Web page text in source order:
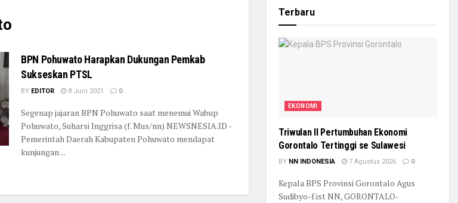
BPN Pohuwato Harapkan Dukungan Pemkab
Sukseskan PTSL
BY EDITOR 8 Juni 2021 0
Segenap jajaran BPN Pohuwato saat menemui Wabup
Pohuwato, Suharsi Inggrisa (f. Mus/nn) NEWSNESIA.ID -
Pemerintah Daerah Kabupaten Pohuwato mendapat
kunjungan ...
Terbaru
EKONOMI
Triwulan II Pertumbuhan Ekonomi
Gorontalo Tertinggi se Sulawesi
BY NN INDONESIA 7 Agustus 2026 0
Kepala BPS Provinsi Gorontalo Agus
Sudibyo-f.ist NN, GORONTALO-